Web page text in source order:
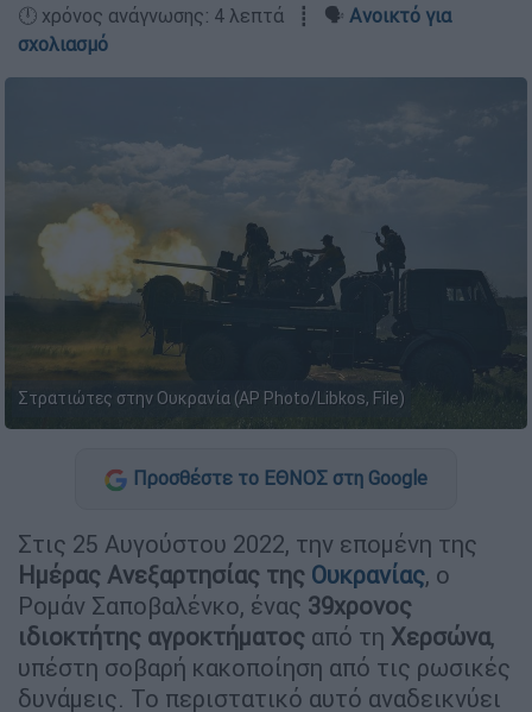
🕛 χρόνος ανάγνωσης: 4 λεπτά ┋ 🗣️ Ανοικτό για
σχολιασμό
Στρατιώτες στην Ουκρανία (AP Photo/Libkos, File)
Προσθέστε το ΕΘΝΟΣ στη Google
Στις 25 Αυγούστου 2022, την επομένη της
Ημέρας Ανεξαρτησίας της Ουκρανίας, ο
Ρομάν Σαποβαλένκο, ένας 39χρονος
ιδιοκτήτης αγροκτήματος από τη Χερσώνα,
υπέστη σοβαρή κακοποίηση από τις ρωσικές
δυνάμεις. Το περιστατικό αυτό αναδεικνύει